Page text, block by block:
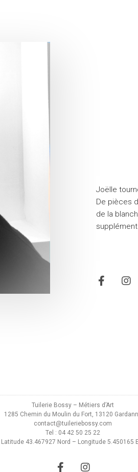
Joëlle
De pièces
de la
supplément
Tuilerie Bossy – Métiers d’Art
1285 Chemin du Moulin du Fort, 13120
contact@tuileriebossy.com
Tel : 04 42 50 25 22
Latitude 43.467927 Nord – Longitude 5.450165